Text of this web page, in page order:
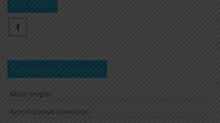
Bizi izləyin
Kateqoriya üzrə axtarış
Aksiz vergisi
Amortizasiya ayırmaları